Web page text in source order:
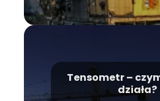
Tensometr –
działa?